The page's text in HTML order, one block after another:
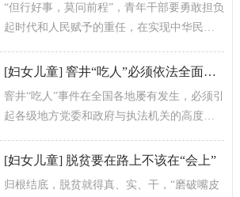
“但行好事，莫问前程”，青年干部要勇敢担负
起时代和人民赋予的重任，在实现中华民族
绽放绚丽之花，交出一份无愧于党、...
[妇女儿童] 窨井“吃人”必须依法全面问责
窨井“吃人”事件在全国各地屡有发生，必须引
起各级地方党委和政府与执法机关的高度重
载碾压造成损毁更换不及时，还是废...
[妇女儿童] 脱贫要在路上不该在“会上”
归根结底，脱贫就得真、实、干，“磨破嘴皮